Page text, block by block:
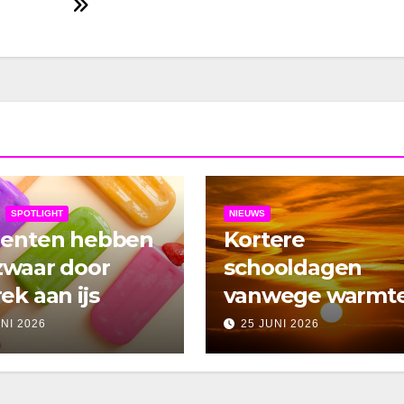
SPOTLIGHT
hebben
door
aan ijs
2026
NIEUWS
Kortere
schooldagen
vanwege
25 JUNI 2026